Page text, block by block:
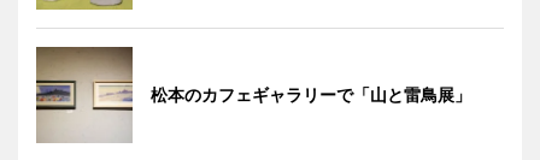
松本のカフェギャラリーで「山と雷鳥展」